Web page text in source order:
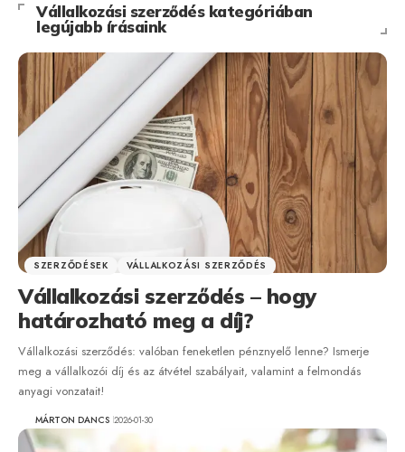
Vállalkozási szerződés kategóriában
legújabb írásaink
SZERZŐDÉSEK VÁLLALKOZÁSI SZERZŐDÉS
Vállalkozási szerződés – hogy
határozható meg a díj?
Vállalkozási szerződés: valóban feneketlen pénznyelő lenne? Ismerje
meg a vállalkozói díj és az átvétel szabályait, valamint a felmondás
anyagi vonzatait!
MÁRTON DANCS 2026-01-30